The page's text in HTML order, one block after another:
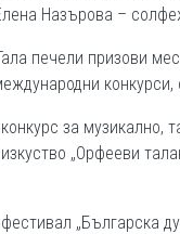
Назърова –
печели призови
конкурси,
за музикално,
„Орфееви
„Българска